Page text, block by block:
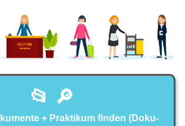
📂 🔎
+ Praktikum finden (Doku-